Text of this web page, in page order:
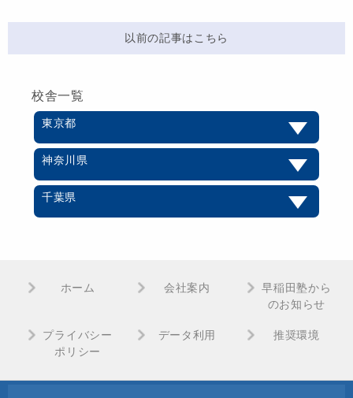
以前の記事はこちら
校舎一覧
東京都
神奈川県
千葉県
ホーム 会社案内
早稲田塾から
のお知らせ
プライバシー
ポリシー
データ利用 推奨環境